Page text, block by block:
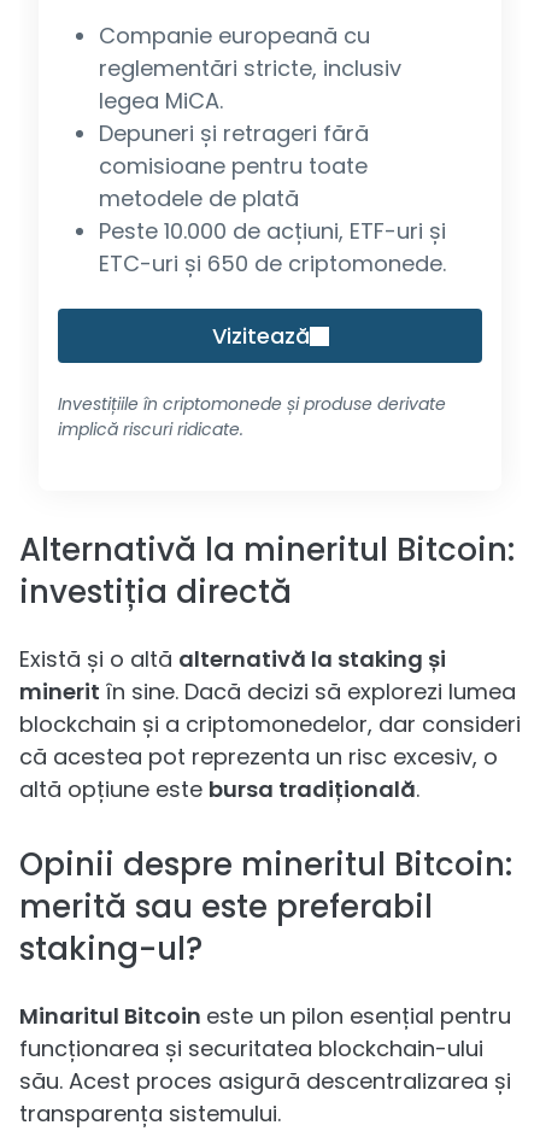
Companie europeană cu
reglementări stricte, inclusiv
legea MiCA.
Depuneri și retrageri fără
comisioane pentru toate
metodele de plată
Peste 10.000 de acțiuni, ETF-uri și
ETC-uri și 650 de criptomonede.
Vizitează
Investițiile în criptomonede și produse derivate
implică riscuri ridicate.
Alternativă la mineritul Bitcoin:
investiția directă
Există și o altă alternativă la staking și
minerit în sine. Dacă decizi să explorezi lumea
blockchain și a criptomonedelor, dar consideri
că acestea pot reprezenta un risc excesiv, o
altă opțiune este bursa tradițională.
Opinii despre mineritul Bitcoin:
merită sau este preferabil
staking-ul?
Minaritul Bitcoin este un pilon esențial pentru
funcționarea și securitatea blockchain-ului
său. Acest proces asigură descentralizarea și
transparența sistemului.